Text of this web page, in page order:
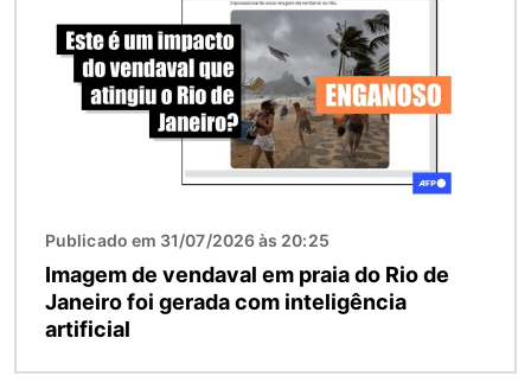
Publicado em 31/07/2026 às 20:25
Imagem de vendaval em praia do Rio de
Janeiro foi gerada com inteligência
artificial